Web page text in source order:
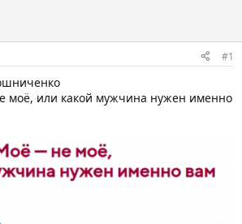
#1
моё, или какой мужчина нужен именно